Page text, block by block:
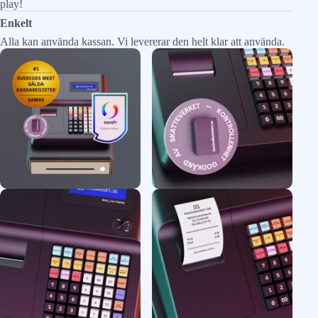
play!
Enkelt
Alla kan använda kassan. Vi levererar den helt klar att använda.